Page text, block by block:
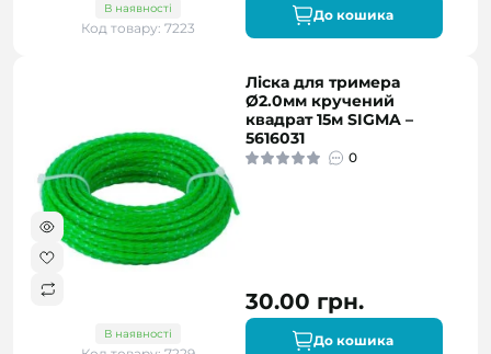
В наявності
Код товару: 7223
До кошика
В наявності
Ліска для тримера
Ø2.0мм кручений
квадрат 15м SIGMA –
5616031
0
30.00 грн.
До кошика